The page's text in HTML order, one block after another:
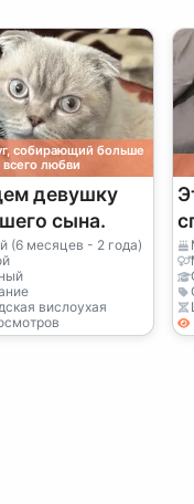
собирающий больше
всего любви
девушку
сына.
(6 месяцев - 2 года)
вислоухая
В